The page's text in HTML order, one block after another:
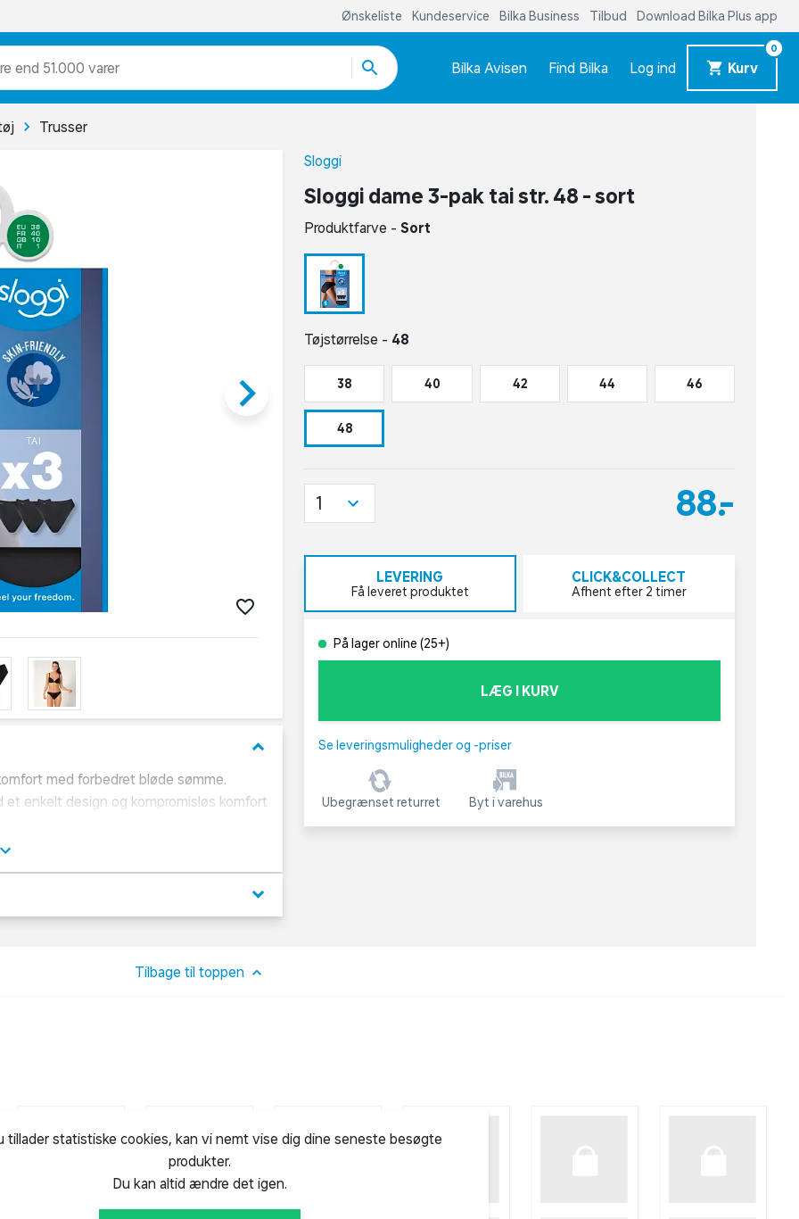
Ønskeliste Kundeservice Bilka Business Tilbud Download Bilka Plus app
end 51.000 varer Bilka Avisen Find Bilka Log ind Kurv
0
Trusser
keyboard_arrow_right
keyboard_arrow_down
med forbedret bløde sømme.
rensning ikke tilladt • Tørretumbleskeyboard_arrow_down
Sloggi
Sloggi dame 3-pak tai str. 48 - sort
Produktfarve -Sort
Tøjstørrelse - 48
38 40 42 44 46
48
88,-
1
LEVERING
Få leveret produktet
CLICK&COLLECT
Afhent efter 2 timer
På lager online (25+)
LÆG I KURV
Se leveringsmuligheder og -priser
Ubegrænset returret Byt i varehus
Tilbage til toppen
tillader statistiske cookies, kan vi nemt vise dig dine seneste besøgte
produkter.
Du kan altid ændre det igen.